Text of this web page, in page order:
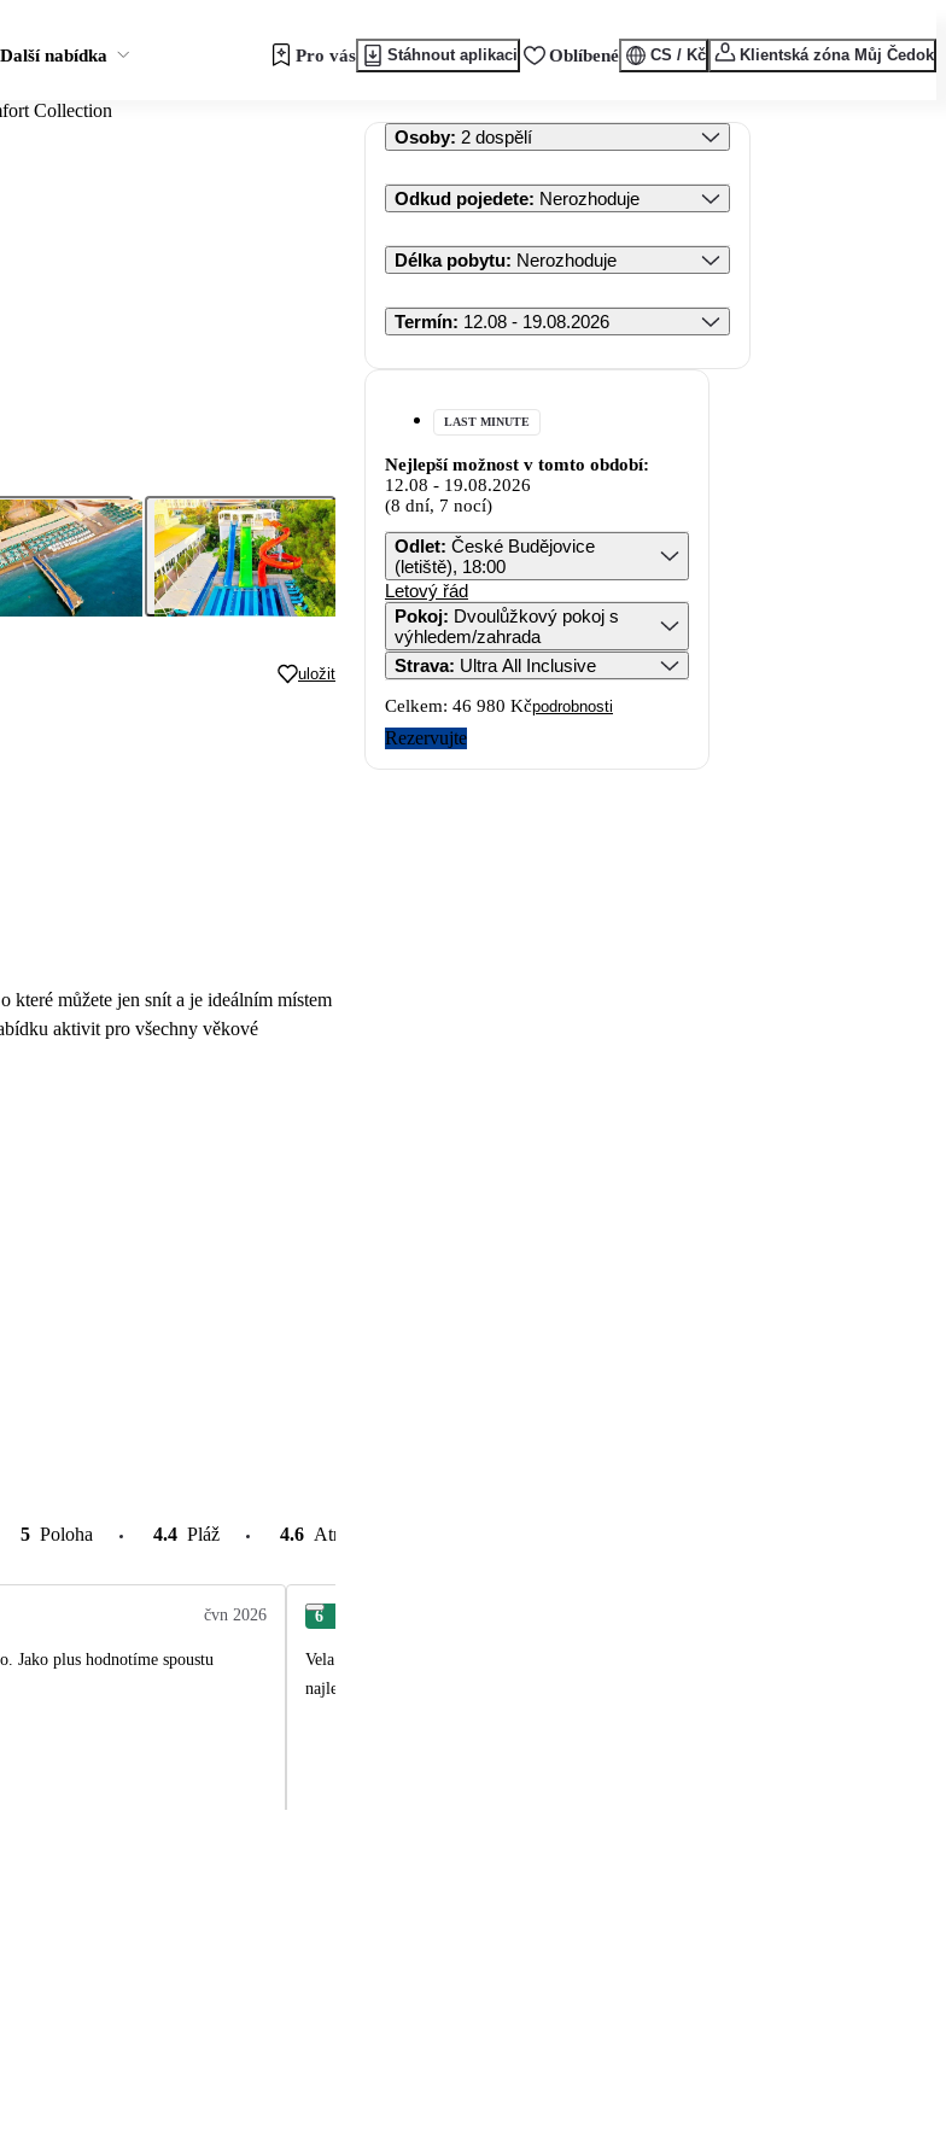
Další nabídka Pro vás Stáhnout aplikaci Oblíbené CS / Kč Klientská zóna Můj Čedok
Collection
uložit
které můžete jen snít a je ideálním místem
aktivit pro všechny věkové
5 Poloha 4.4 Pláž 4.6 Atrakce v okolí
čvn 2026 6
Vela cestujem, bola som asi v 60 krajinach, vyskusala som viac destinácii, Crystal de luxe
najlepsích, bola som mimoriadne spokojná, dakujem Cedoku a v bratislavskej kancelarii pani
Osoby: 2 dospělí
Odkud pojedete: Nerozhoduje
Délka pobytu: Nerozhoduje
Termín: 12.08 - 19.08.2026
LAST MINUTE
Nejlepší možnost v tomto období:
12.08 - 19.08.2026
(8 dní, 7 nocí)
Odlet: České Budějovice
(letiště), 18:00
Letový řád
Pokoj: Dvoulůžkový pokoj s
výhledem/zahrada
Strava: Ultra All Inclusive
Celkem: 46 980 Kčpodrobnosti
Rezervujte